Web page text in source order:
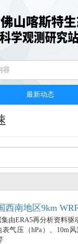
最新动态
览
西南地区9km
由ERA5再分析资料
表气压（hPa）、10m
2）、下行长波辐射（